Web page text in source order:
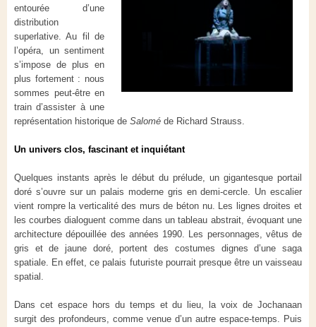
entourée d’une
distribution
superlative. Au fil de
l’opéra, un sentiment
s’impose de plus en
plus fortement : nous
sommes peut-être en
train d’assister à une
représentation historique de Salomé de Richard Strauss.
Un univers clos, fascinant et inquiétant
Quelques instants après le début du prélude, un gigantesque portail
doré s’ouvre sur un palais moderne gris en demi-cercle. Un escalier
vient rompre la verticalité des murs de béton nu. Les lignes droites et
les courbes dialoguent comme dans un tableau abstrait, évoquant une
architecture dépouillée des années 1990. Les personnages, vêtus de
gris et de jaune doré, portent des costumes dignes d’une saga
spatiale. En effet, ce palais futuriste pourrait presque être un vaisseau
spatial.
Dans cet espace hors du temps et du lieu, la voix de Jochanaan
surgit des profondeurs, comme venue d’un autre espace-temps. Puis